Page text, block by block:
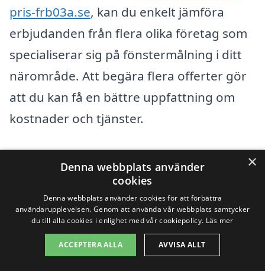
pris-frb03a.se, kan du enkelt jämföra
erbjudanden från flera olika företag som
specialiserar sig på fönstermålning i ditt
närområde. Att begära flera offerter gör
att du kan få en bättre uppfattning om
kostnader och tjänster.
närliggande städer, finns det många bra
företag som erbjuder fönstermålning i
områden som:
Bureau
×
Denna webbplats använder
cookies
Denna webbplats använder cookies för att förbättra
användarupplevelsen. Genom att använda vår webbplats samtycker
du till alla cookies i enlighet med vår cookiepolicy. Läs mer
ACCEPTERA ALLA AVVISA ALLT